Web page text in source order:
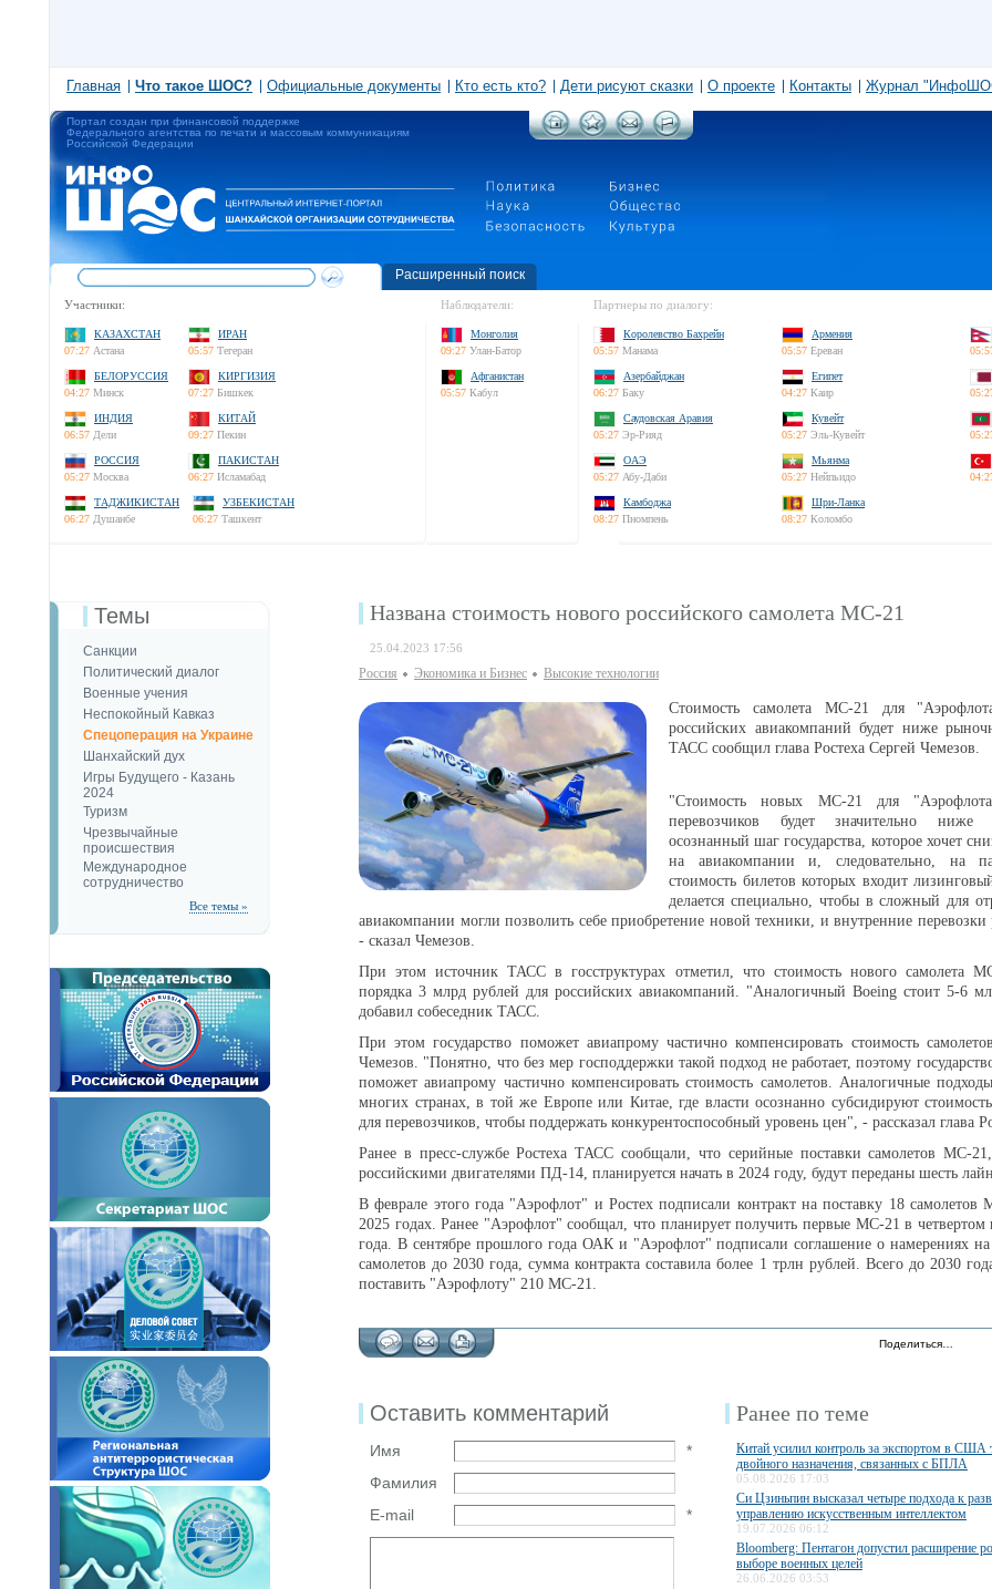
Главная Что такое ШОС? Официальные документы Кто есть кто? Дети рисуют сказки О проекте Контакты Журнал
Портал создан при финансовой поддержке
Федерального агентства по печати и массовым коммуникациям
Российской Федерации
Расширенный поиск
Участники:
КАЗАХСТАН
07:27 Астана
ИРАН
05:57 Тегеран
БЕЛОРУССИЯ
04:27 Минск
КИРГИЗИЯ
07:27 Бишкек
ИНДИЯ
06:57 Дели
КИТАЙ
09:27 Пекин
РОССИЯ
05:27 Москва
ПАКИСТАН
06:27 Исламабад
ТАДЖИКИСТАН
06:27 Душанбе
УЗБЕКИСТАН
06:27 Ташкент
Наблюдатели:
Монголия
09:27 Улан-Батор
Афганистан
05:57 Кабул
Партнеры по диалогу:
Королевство Бахрейн
05:57 Манама
Армения
05:57 Ереван
Азербайджан
06:27 Баку
Египет
04:27 Каир
Саудовская Аравия
05:27 Эр-Рияд
Кувейт
05:27 Эль-Кувейт
ОАЭ
05:27 Абу-Даби
Мьянма
05:27 Нейпьидо
Камбоджа
08:27 Пномпень
Шри-Ланка
08:27 Коломбо
Темы
Санкции
Политический диалог
Военные учения
Неспокойный Кавказ
Спецоперация на Украине
Шанхайский дух
Игры Будущего - Казань
2024
Туризм
Чрезвычайные
происшествия
Международное
сотрудничество
Все темы »
Названа стоимость нового российского самолета МС-21
25.04.2023 17:56
Россия Экономика и Бизнес Высокие технологии
Стоимость самолета МС-21 для
российских авиакомпаний будет ниже
ТАСС сообщил глава Ростеха Сергей Чемезов.
"Стоимость новых МС-21 для
перевозчиков будет значительно
осознанный шаг государства, которое хочет
на авиакомпании и, следовательно, на
стоимость билетов которых входит
делается специально, чтобы в сложный для
авиакомпании могли позволить себе приобретение новой техники, и внутренние перевозки
- сказал Чемезов.
При этом источник ТАСС в госструктурах отметил, что стоимость нового самолета
порядка 3 млрд рублей для российских авиакомпаний. "Аналогичный Boeing стоит 5-6
добавил собеседник ТАСС.
При этом государство поможет авиапрому частично компенсировать стоимость
Чемезов. "Понятно, что без мер господдержки такой подход не работает, поэтому
поможет авиапрому частично компенсировать стоимость самолетов. Аналогичные
многих странах, в той же Европе или Китае, где власти осознанно субсидируют
для перевозчиков, чтобы поддержать конкурентоспособный уровень цен", - рассказал глава
Ранее в пресс-службе Ростеха ТАСС сообщали, что серийные поставки самолетов МС-
российскими двигателями ПД-14, планируется начать в 2024 году, будут переданы шесть
В феврале этого года "Аэрофлот" и Ростех подписали контракт на поставку 18
2025 годах. Ранее "Аэрофлот" сообщал, что планирует получить первые МС-21 в четвертом
года. В сентябре прошлого года ОАК и "Аэрофлот" подписали соглашение о намерениях на
самолетов до 2030 года, сумма контракта составила более 1 трлн рублей. Всего до 2030
поставить "Аэрофлоту" 210 МС-21.
Поделиться…
Оставить комментарий
Имя
*
Фамилия
E-mail
*
Ранее по теме
Китай усилил контроль за экспортом в США
двойного назначения, связанных с БПЛА
05.08.2026 17:03
Си Цзиньпин высказал четыре подхода к
управлению искусственным интеллектом
19.07.2026 06:12
Bloomberg: Пентагон допустил расширение
выборе военных целей
26.06.2026 03:53